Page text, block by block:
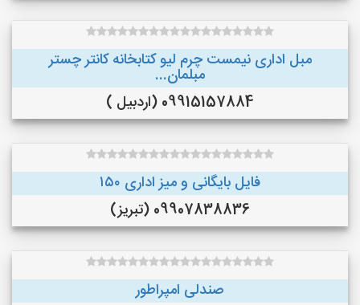
مبل اداری نیمست چرم لیو کتابخانه کانتر چستر
مبلمان...
09915157884 (اردبیل )
فایل بایگانی و میز اداری ۱۵۰
09907838836 (تبریز)
صندلی امپراطور